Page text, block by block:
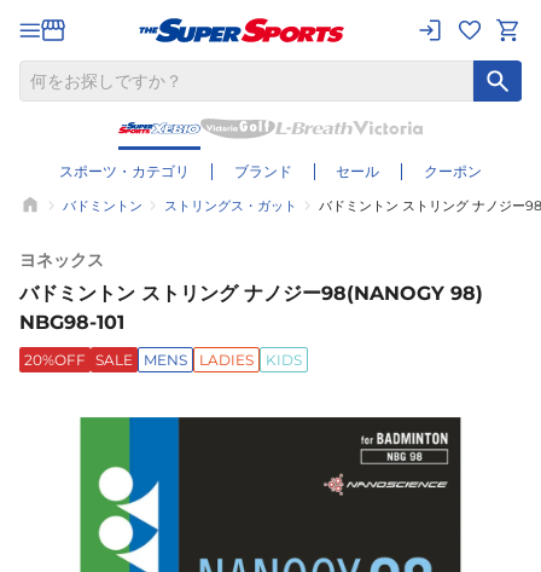
スポーツ・カテゴリ ブランド セール クーポン
バドミントン ストリングス・ガット バドミントン ストリング ナノジー
ヨネックス
バドミントン ストリング ナノジー98(NANOGY 98)
NBG98-101
20%OFF SALE MENS LADIES KIDS